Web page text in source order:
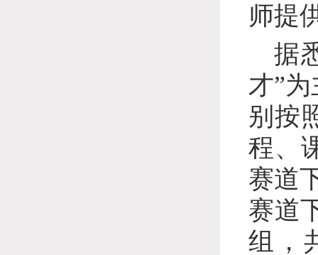
师提
据
才”
别按
程、
赛道
赛道
组，